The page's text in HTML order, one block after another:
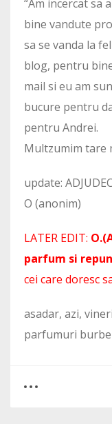
“Am incercat sa
bine vandute
sa se vanda la
blog, pentru
mail si eu am
bucure pentru
pentru Andrei.
Multzumim tare
update:
O (anonim)
LATER EDIT:
parfum si
cei care doresc
asadar, azi,
parfumuri